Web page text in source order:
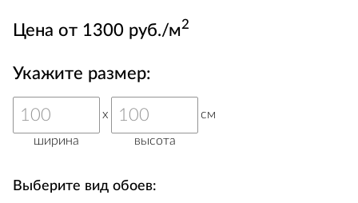
Цена от 1300 руб./м2
Укажите размер:
ширина
x
высота
см
Выберите вид обоев: